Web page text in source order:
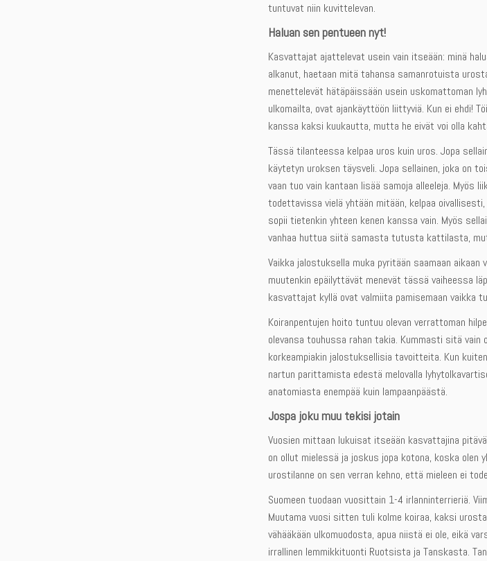
tuntuvat niin kuvittelevan.
Haluan sen pentueen nyt!
Kasvattajat ajattelevat usein vain itseään: minä
alkanut, haetaan mitä tahansa samanrotuista
menettelevät hätäpäissään usein uskomattoman
ulkomailta, ovat ajankäyttöön liittyviä. Kun ei ehdi!
kanssa kaksi kuukautta, mutta he eivät voi olla
Tässä tilanteessa kelpaa uros kuin uros. Jopa
käytetyn uroksen täysveli. Jopa sellainen, joka on
vaan tuo vain kantaan lisää samoja alleeleja.
todettavissa vielä yhtään mitään, kelpaa
sopii tietenkin yhteen kenen kanssa vain. Myös
vanhaa huttua siitä samasta tutusta kattilasta,
Vaikka jalostuksella muka pyritään saamaan
muutenkin epäilyttävät menevät tässä vaiheessa
kasvattajat kyllä ovat valmiita pamisemaan vaikka
Koiranpentujen hoito tuntuu olevan verrattoman
olevansa touhussa rahan takia. Kummasti sitä vain
korkeampiakin jalostuksellisia tavoitteita. Kun
nartun parittamista edestä melovalla
anatomiasta enempää kuin lampaanpäästä.
Jospa joku muu tekisi jotain
Vuosien mittaan lukuisat itseään kasvattajina
on ollut mielessä ja joskus jopa kotona, koska
urostilanne on sen verran kehno, että mieleen ei
Suomeen tuodaan vuosittain 1-4 irlanninterrieriä.
Muutama vuosi sitten tuli kolme koiraa, kaksi
vähääkään ulkomuodosta, apua niistä ei ole, eikä
irrallinen lemmikkituonti Ruotsista ja Tanskasta.